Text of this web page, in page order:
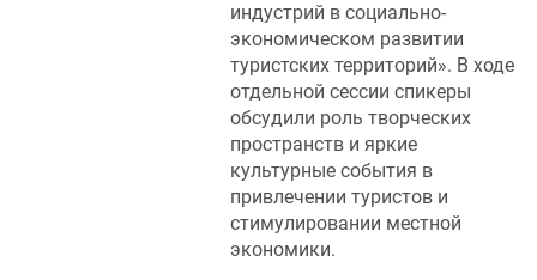
индустрий в социально-
экономическом развитии
туристских территорий». В ходе
отдельной сессии спикеры
обсудили роль творческих
пространств и яркие
культурные события в
привлечении туристов и
стимулировании местной
экономики.